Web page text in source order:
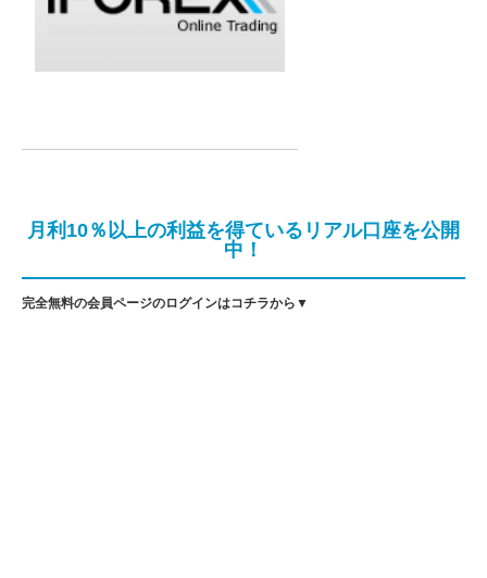
月利10％以上の利益を得ているリアル口座を公開
中！
完全無料の会員ページのログインはコチラから▼